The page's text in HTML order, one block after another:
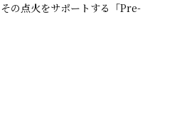
の点火をサポートする「Pre-